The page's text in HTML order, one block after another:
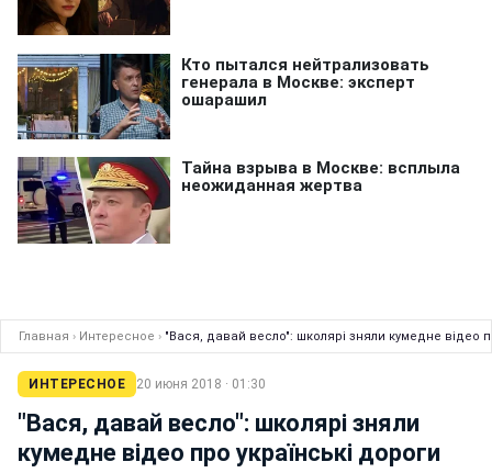
Главная › Интересное › "Вася, давай весло": школярі зняли кумедне відео
ИНТЕРЕСНОЕ 20 июня 2018 · 01:30
"Вася, давай весло": школярі зняли
кумедне відео про українські дороги